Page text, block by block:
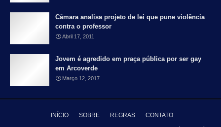
Câmara analisa projeto de lei que pune violência
contra o professor
Abril 17, 2011
Jovem é agredido em praça pública por ser gay
em Arcoverde
Março 12, 2017
INÍCIO SOBRE REGRAS CONTATO